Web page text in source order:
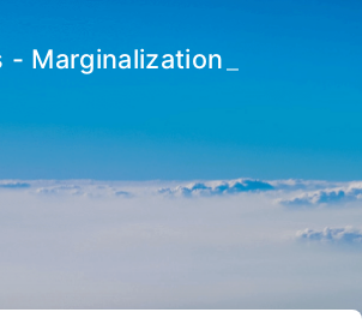
- Marginalization